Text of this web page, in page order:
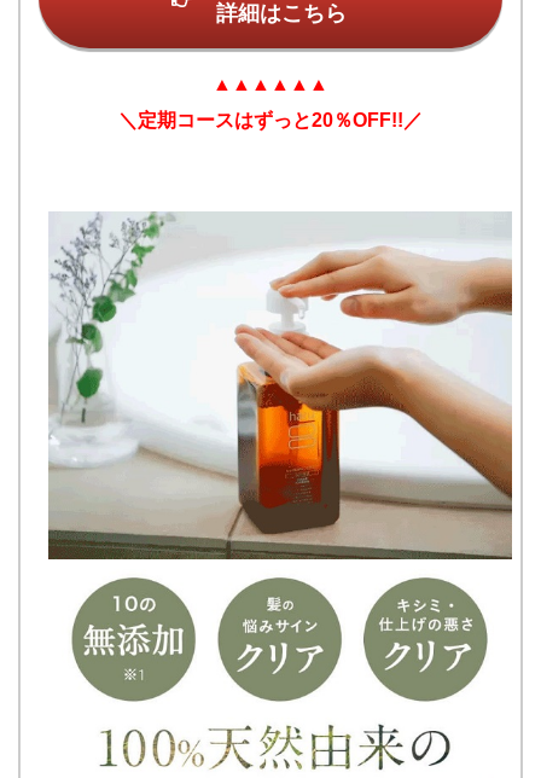
詳細はこちら
▲▲▲▲▲▲
＼定期コースはずっと20％OFF!!／